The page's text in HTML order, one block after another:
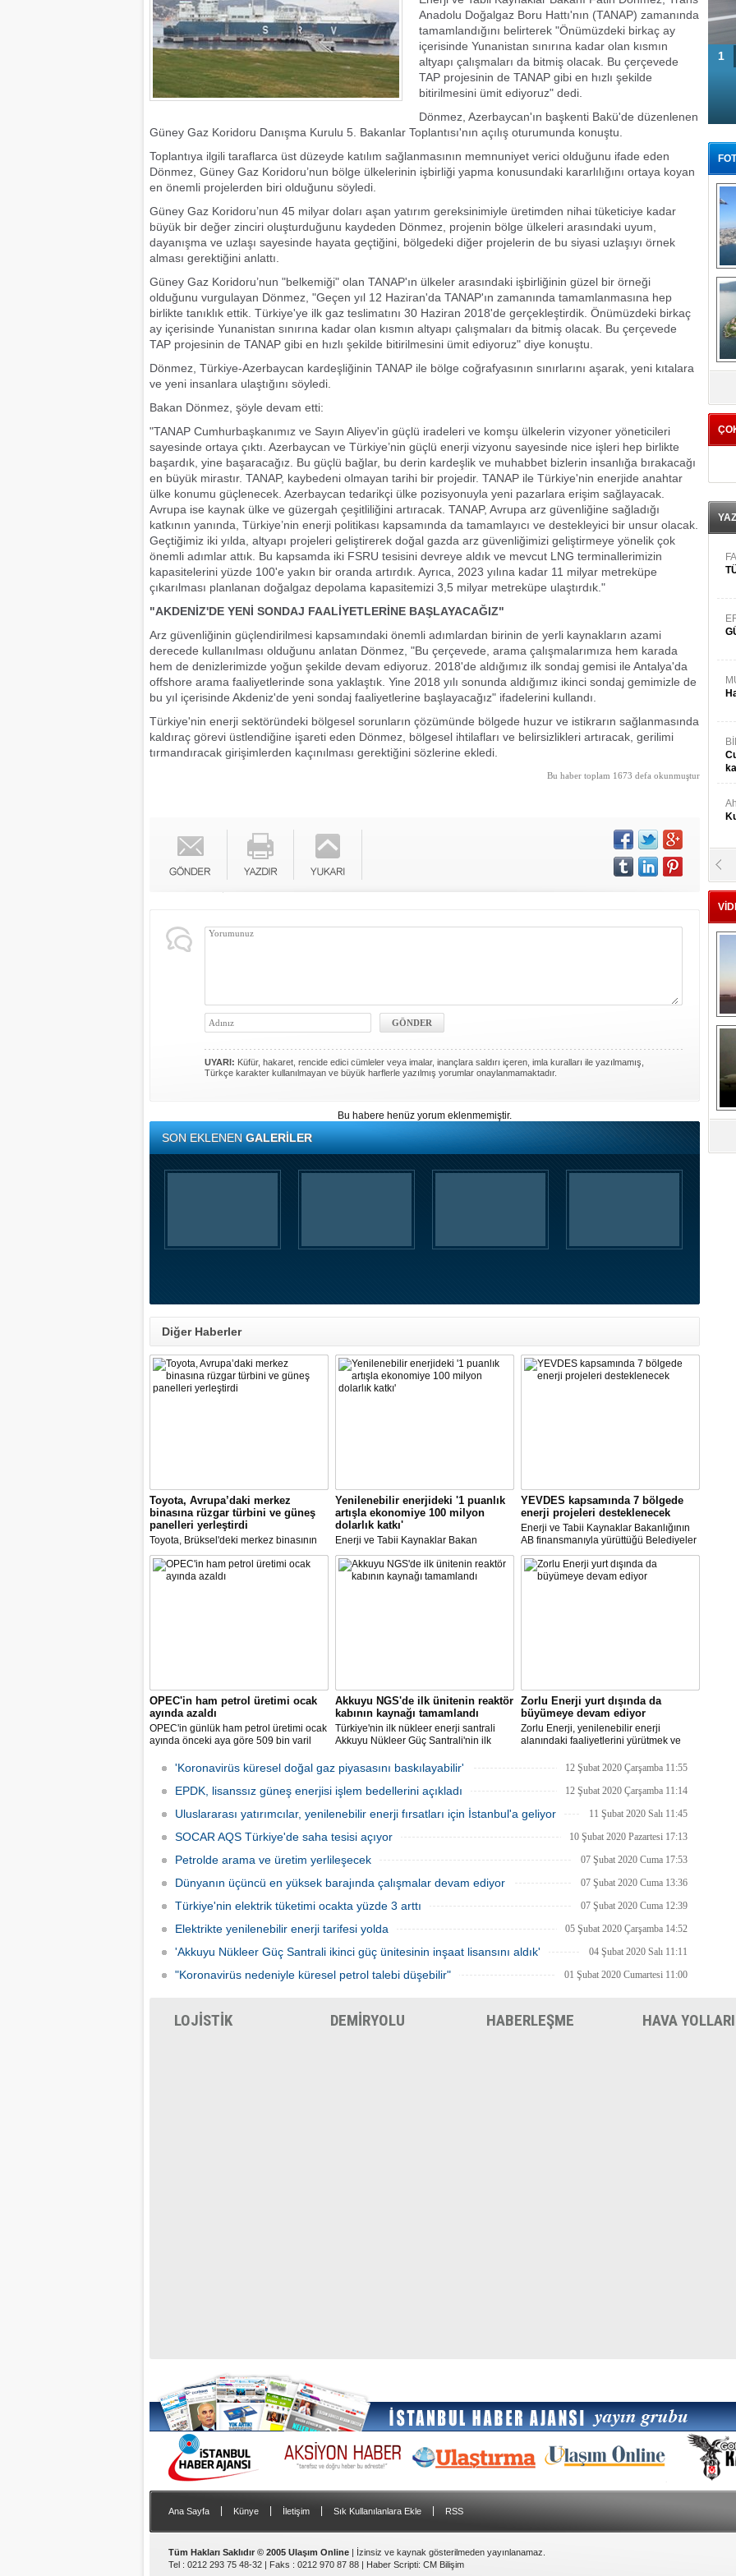
Anadolu Doğalgaz Boru Hattı'nın (TANAP) zamanında
tamamlandığını belirterek "Önümüzdeki birkaç ay
içerisinde Yunanistan sınırına kadar olan kısmın
altyapı çalışmaları da bitmiş olacak. Bu çerçevede
TAP projesinin de TANAP gibi en hızlı şekilde
bitirilmesini ümit ediyoruz" dedi.
Dönmez, Azerbaycan'ın başkenti Bakü'de düzenlenen
Güney Gaz Koridoru Danışma Kurulu 5. Bakanlar Toplantısı'nın açılış oturumunda konuştu.
Toplantıya ilgili taraflarca üst düzeyde katılım sağlanmasının memnuniyet verici olduğunu ifade eden
Dönmez, Güney Gaz Koridoru’nun bölge ülkelerinin işbirliği yapma konusundaki kararlılığını ortaya koyan
en önemli projelerden biri olduğunu söyledi.
Güney Gaz Koridoru’nun 45 milyar doları aşan yatırım gereksinimiyle üretimden nihai tüketiciye kadar
büyük bir değer zinciri oluşturduğunu kaydeden Dönmez, projenin bölge ülkeleri arasındaki uyum,
dayanışma ve uzlaşı sayesinde hayata geçtiğini, bölgedeki diğer projelerin de bu siyasi uzlaşıyı örnek
alması gerektiğini anlattı.
Güney Gaz Koridoru’nun "belkemiği" olan TANAP'ın ülkeler arasındaki işbirliğinin güzel bir örneği
olduğunu vurgulayan Dönmez, "Geçen yıl 12 Haziran'da TANAP'ın zamanında tamamlanmasına hep
birlikte tanıklık ettik. Türkiye'ye ilk gaz teslimatını 30 Haziran 2018'de gerçekleştirdik. Önümüzdeki birkaç
ay içerisinde Yunanistan sınırına kadar olan kısmın altyapı çalışmaları da bitmiş olacak. Bu çerçevede
TAP projesinin de TANAP gibi en hızlı şekilde bitirilmesini ümit ediyoruz" diye konuştu.
Dönmez, Türkiye-Azerbaycan kardeşliğinin TANAP ile bölge coğrafyasının sınırlarını aşarak, yeni kıtalara
ve yeni insanlara ulaştığını söyledi.
Bakan Dönmez, şöyle devam etti:
"TANAP Cumhurbaşkanımız ve Sayın Aliyev'in güçlü iradeleri ve komşu ülkelerin vizyoner yöneticileri
sayesinde ortaya çıktı. Azerbaycan ve Türkiye’nin güçlü enerji vizyonu sayesinde nice işleri hep birlikte
başardık, yine başaracağız. Bu güçlü bağlar, bu derin kardeşlik ve muhabbet bizlerin insanlığa bırakacağı
en büyük mirastır. TANAP, kaybedeni olmayan tarihi bir projedir. TANAP ile Türkiye'nin enerjide anahtar
ülke konumu güçlenecek. Azerbaycan tedarikçi ülke pozisyonuyla yeni pazarlara erişim sağlayacak.
Avrupa ise kaynak ülke ve güzergah çeşitliliğini artıracak. TANAP, Avrupa arz güvenliğine sağladığı
katkının yanında, Türkiye’nin enerji politikası kapsamında da tamamlayıcı ve destekleyici bir unsur olacak.
Geçtiğimiz iki yılda, altyapı projeleri geliştirerek doğal gazda arz güvenliğimizi geliştirmeye yönelik çok
önemli adımlar attık. Bu kapsamda iki FSRU tesisini devreye aldık ve mevcut LNG terminallerimizin
kapasitelerini yüzde 100'e yakın bir oranda artırdık. Ayrıca, 2023 yılına kadar 11 milyar metreküpe
çıkarılması planlanan doğalgaz depolama kapasitemizi 3,5 milyar metreküpe ulaştırdık."
"AKDENİZ'DE YENİ SONDAJ FAALİYETLERİNE BAŞLAYACAĞIZ"
Arz güvenliğinin güçlendirilmesi kapsamındaki önemli adımlardan birinin de yerli kaynakların azami
derecede kullanılması olduğunu anlatan Dönmez, "Bu çerçevede, arama çalışmalarımıza hem karada
hem de denizlerimizde yoğun şekilde devam ediyoruz. 2018'de aldığımız ilk sondaj gemisi ile Antalya'da
offshore arama faaliyetlerinde sona yaklaştık. Yine 2018 yılı sonunda aldığımız ikinci sondaj gemimizle de
bu yıl içerisinde Akdeniz'de yeni sondaj faaliyetlerine başlayacağız" ifadelerini kullandı.
Türkiye'nin enerji sektöründeki bölgesel sorunların çözümünde bölgede huzur ve istikrarın sağlanmasında
kaldıraç görevi üstlendiğine işareti eden Dönmez, bölgesel ihtilafları ve belirsizlikleri artıracak, gerilimi
tırmandıracak girişimlerden kaçınılması gerektiğini sözlerine ekledi.
Bu haber toplam 1673 defa okunmuştur
UYARI: Küfür, hakaret, rencide edici cümleler veya imalar, inançlara saldırı içeren, imla kuralları ile yazılmamış,
Türkçe karakter kullanılmayan ve büyük harflerle yazılmış yorumlar onaylanmamaktadır.
Bu habere henüz yorum eklenmemiştir.
SON EKLENENGALERİLER
Diğer Haberler
Toyota, Avrupa’daki merkez
binasına rüzgar türbini ve güneş
panelleri yerleştirdi
Toyota, Brüksel'deki merkez binasının
önüne son teknolojileri kullanarak bir
rüzgar türbini yerleştirdi
Yenilenebilir enerjideki '1 puanlık
artışla ekonomiye 100 milyon
dolarlık katkı'
Enerji ve Tabii Kaynaklar Bakan
Yardımcısı Alparslan Bayraktar,
Türkiye'nin yenilenebilir enerji
kapasitesinde ciddi bir artış yaşandığına
YEVDES kapsamında 7 bölgede
enerji projeleri desteklenecek
Enerji ve Tabii Kaynaklar Bakanlığının
AB finansmanıyla yürüttüğü Belediyeler
ve Üniversiteler İçin Yenilenebilir Enerji
ve Enerji Verimliliği Teknik Destek
Projesi'ne yapılan başvurular
OPEC'in ham petrol üretimi ocak
ayında azaldı
OPEC'in günlük ham petrol üretimi ocak
ayında önceki aya göre 509 bin varil
geriledi.
Akkuyu NGS'de ilk ünitenin reaktör
kabının kaynağı tamamlandı
Türkiye'nin ilk nükleer enerji santrali
Akkuyu Nükleer Güç Santrali'nin ilk
kabının kaynak işleminin tamamlandığı
bildirildi.
Zorlu Enerji yurt dışında da
büyümeye devam ediyor
Zorlu Enerji, yenilenebilir enerji
alanındaki faaliyetlerini yürütmek ve
şube açılışını gerçekleştirecek.
'Koronavirüs küresel doğal gaz piyasasını baskılayabilir' 12 Şubat 2020 Çarşamba 11:55
EPDK, lisanssız güneş enerjisi işlem bedellerini açıkladı 12 Şubat 2020 Çarşamba 11:14
Uluslararası yatırımcılar, yenilenebilir enerji fırsatları için İstanbul'a geliyor 11 Şubat 2020 Salı 11:45
SOCAR AQS Türkiye'de saha tesisi açıyor 10 Şubat 2020 Pazartesi 17:13
Petrolde arama ve üretim yerlileşecek 07 Şubat 2020 Cuma 17:53
Dünyanın üçüncü en yüksek barajında çalışmalar devam ediyor 07 Şubat 2020 Cuma 13:36
Türkiye'nin elektrik tüketimi ocakta yüzde 3 arttı 07 Şubat 2020 Cuma 12:39
Elektrikte yenilenebilir enerji tarifesi yolda 05 Şubat 2020 Çarşamba 14:52
'Akkuyu Nükleer Güç Santrali ikinci güç ünitesinin inşaat lisansını aldık' 04 Şubat 2020 Salı 11:11
"Koronavirüs nedeniyle küresel petrol talebi düşebilir" 01 Şubat 2020 Cumartesi 11:00
1
LOJİSTİK DEMİRYOLU HABERLEŞME HAVA YOLLARI
Ana Sayfa Künye İletişim Sık Kullanılanlara Ekle RSS
Tüm Hakları Saklıdır © 2005 Ulaşım Online | İzinsiz ve kaynak gösterilmeden yayınlanamaz.
Tel : 0212 293 75 48-32 | Faks : 0212 970 87 88 | Haber Scripti: CM Bilişim